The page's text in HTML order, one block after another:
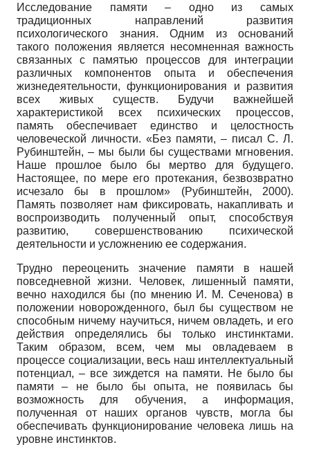
Исследование памяти – одно из самых
традиционных направлений развития
психологического знания. Одним из оснований
такого положения является несомненная важность
связанных с памятью процессов для интеграции
различных компонентов опыта и обеспечения
жизнедеятельности, функционирования и развития
всех живых существ. Будучи важнейшей
характеристикой всех психических процессов,
память обеспечивает единство и целостность
человеческой личности. «Без памяти, – писал С. Л.
Рубинштейн, – мы были бы существами мгновения.
Наше прошлое было бы мертво для будущего.
Настоящее, по мере его протекания, безвозвратно
исчезало бы в прошлом» (Рубинштейн, 2000).
Память позволяет нам фиксировать, накапливать и
воспроизводить полученный опыт, способствуя
развитию, совершенствованию психической
деятельности и усложнению ее содержания.
Трудно переоценить значение памяти в нашей
повседневной жизни. Человек, лишенный памяти,
вечно находился бы (по мнению И. М. Сеченова) в
положении новорожденного, был бы существом не
способным ничему научиться, ничем овладеть, и его
действия определялись бы только инстинктами.
Таким образом, всем, чем мы овладеваем в
процессе социализации, весь наш интеллектуальный
потенциал, – все зиждется на памяти. Не было бы
памяти – не было бы опыта, не появилась бы
возможность для обучения, а информация,
полученная от наших органов чувств, могла бы
обеспечивать функционирование человека лишь на
уровне инстинктов.